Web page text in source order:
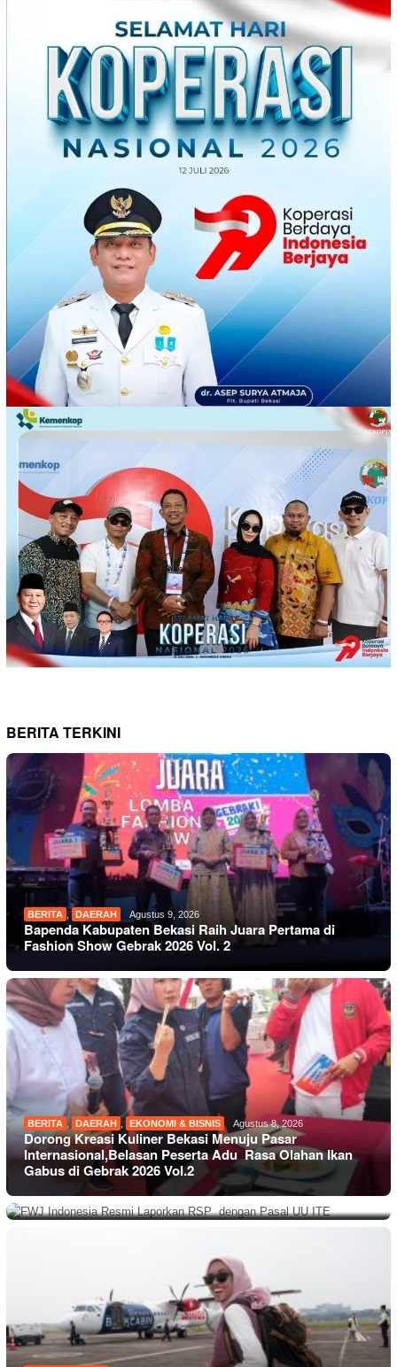
BERITA TERKINI
BERITA , DAERAH Agustus 9, 2026
Bapenda Kabupaten Bekasi Raih Juara Pertama di
Fashion Show Gebrak 2026 Vol. 2
BERITA , DAERAH EKONOMI & BISNIS Agustus 8, 2026
Dorong Kreasi Kuliner Bekasi Menuju Pasar
Internasional,Belasan Peserta Adu Rasa Olahan Ikan
Gabus di Gebrak 2026 Vol.2
ORGANISASI , BERITA , DAERAH Agustus 8, 2026
FWJ Indonesia Resmi Laporkan RSP dengan Pasal UU
ITE